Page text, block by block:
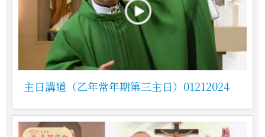
主日講道（乙年常年期第三主日）01212024